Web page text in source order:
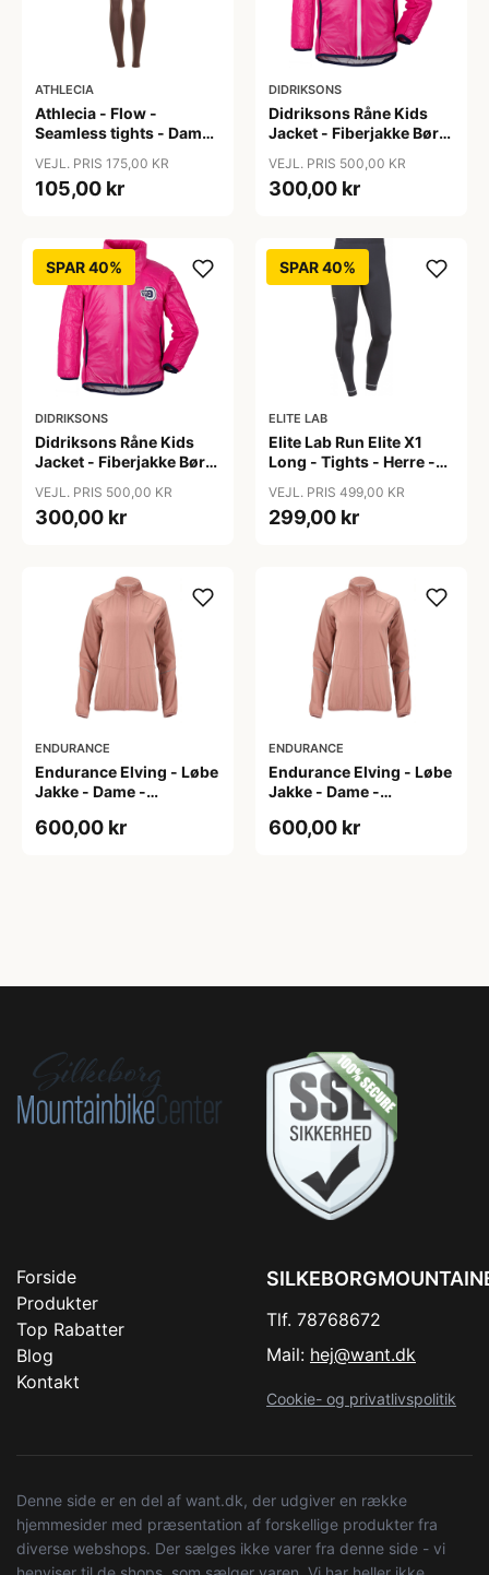
ATHLECIA
Athlecia - Flow -
Seamless tights - Dame
VEJL. PRIS 175,00 KR
105,00 kr
DIDRIKSONS
Didriksons Råne Kids
Jacket - Fiberjakke Børn
VEJL. PRIS 500,00 KR
300,00 kr
SPAR 40%
DIDRIKSONS
Didriksons Råne Kids
Jacket - Fiberjakke Børn
VEJL. PRIS 500,00 KR
300,00 kr
SPAR 40%
ELITE LAB
Elite Lab Run Elite X1
Long - Tights - Herre -
VEJL. PRIS 499,00 KR
299,00 kr
ENDURANCE
Endurance Elving - Løbe
Jakke - Dame -
600,00 kr
ENDURANCE
Endurance Elving - Løbe
Jakke - Dame -
600,00 kr
Forside
Produkter
Top Rabatter
Blog
Kontakt
Tlf. 78768672
Mail: hej@want.dk
Cookie- og privatlivspolitik
Denne side er en del af want.dk, der udgiver en række
hjemmesider med præsentation af forskellige produkter fra
diverse webshops. Der sælges ikke varer fra denne side - vi